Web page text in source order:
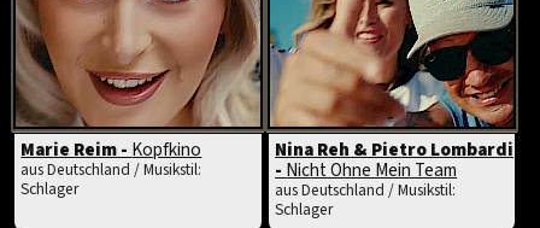
Marie Reim -Kopfkino
aus Deutschland / Musikstil:
Schlager
Nina Reh & Pietro Lombardi
-Nicht Ohne Mein Team
aus Deutschland / Musikstil:
Schlager